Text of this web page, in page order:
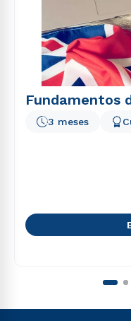
Fundamentos
3 meses